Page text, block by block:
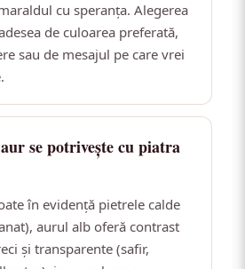
cu speranța. Alegerea
de culoarea preferată,
sau de mesajul pe care vrei
se potrivește cu piatra
în evidență pietrele calde
aurul alb oferă contrast
și transparente (safir,